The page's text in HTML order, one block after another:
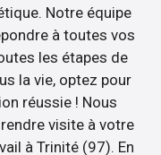
Notre équipe
à toutes vos
les étapes de
la vie, optez pour
réussie ! Nous
visite à votre
à Trinité (97). En